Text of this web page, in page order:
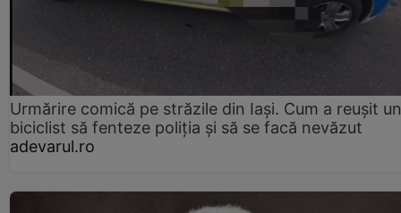
Urmărire comică pe străzile din Iași. Cum a reușit un
biciclist să fenteze poliția și să se facă nevăzut
adevarul.ro